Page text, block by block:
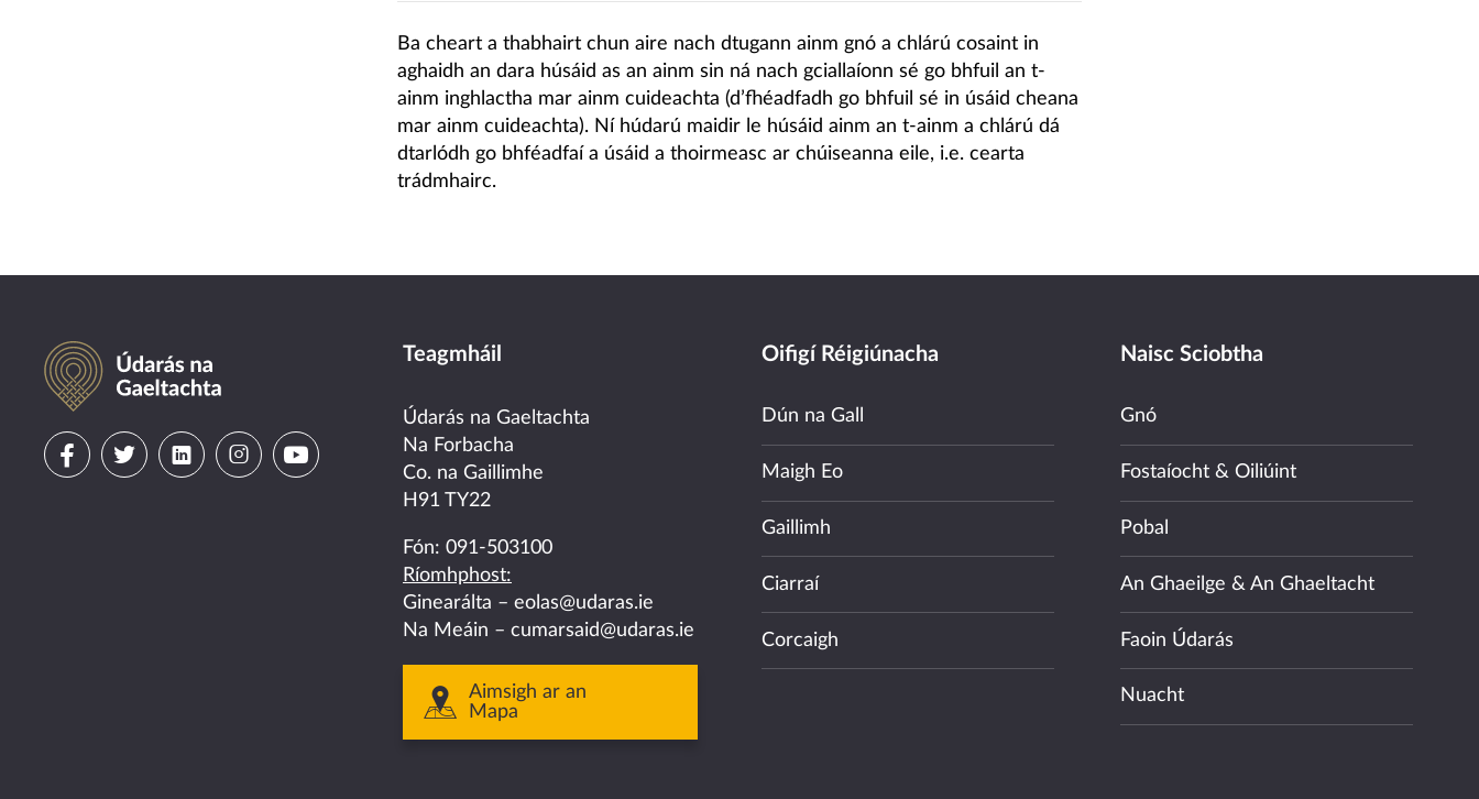
Ba cheart a thabhairt chun aire nach dtugann ainm gnó a chlárú cosaint in
aghaidh an dara húsáid as an ainm sin ná nach gciallaíonn sé go bhfuil an t-
ainm inghlactha mar ainm cuideachta (d’fhéadfadh go bhfuil sé in úsáid cheana
mar ainm cuideachta). Ní húdarú maidir le húsáid ainm an t-ainm a chlárú dá
dtarlódh go bhféadfaí a úsáid a thoirmeasc ar chúiseanna eile, i.e. cearta
trádmhairc.
Údarás na Gaeltachta
VisitVisitVisitVisit
instagram
Visit
youtube
Teagmháil
Údarás na Gaeltachta
Na Forbacha
Co. na Gaillimhe
H91 TY22
Fón: 091-503100
Ríomhphost:
Ginearálta – eolas@udaras.ie
Na Meáin – cumarsaid@udaras.ie
Aimsigh ar an
Mapa
Oifigí Réigiúnacha
Dún na Gall
Maigh Eo
Gaillimh
Ciarraí
Corcaigh
Naisc Sciobtha
Gnó
Fostaíocht & Oiliúint
Pobal
An Ghaeilge & An Ghaeltacht
Faoin Údarás
Nuacht